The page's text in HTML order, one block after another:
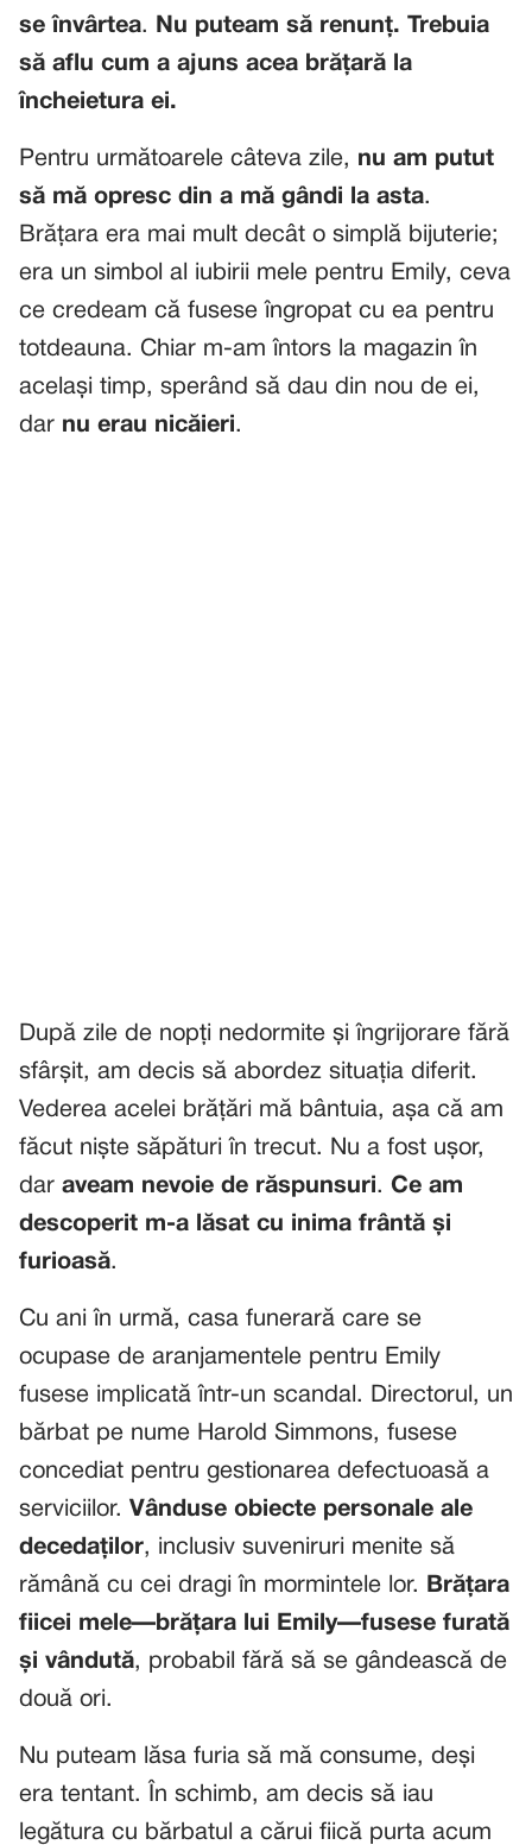
se învârtea.
Nu puteam să renunț. Trebuia
să aflu cum a ajuns acea brățară la
încheietura ei.
Pentru următoarele câteva zile, nu am putut
să mă opresc din a mă gândi la asta.
Brățara era mai mult decât o simplă bijuterie;
era un simbol al iubirii mele pentru Emily, ceva
ce credeam că fusese îngropat cu ea pentru
totdeauna. Chiar m-am întors la magazin în
același timp, sperând să dau din nou de ei,
dar nu erau nicăieri.
După zile de nopți nedormite și îngrijorare fără
sfârșit, am decis să abordez situația diferit.
Vederea acelei brățări mă bântuia, așa că am
făcut niște săpături în trecut. Nu a fost ușor,
dar aveam nevoie de răspunsuri. Ce am
descoperit m-a lăsat cu inima frântă și
furioasă.
Cu ani în urmă, casa funerară care se
ocupase de aranjamentele pentru Emily
fusese implicată într-un scandal. Directorul, un
bărbat pe nume Harold Simmons, fusese
concediat pentru gestionarea defectuoasă a
serviciilor. Vânduse obiecte personale ale
decedaților, inclusiv suveniruri menite să
rămână cu cei dragi în mormintele lor.
Brățara
fiicei mele—brățara lui Emily—fusese furată
și vândută, probabil fără să se gândească de
două ori.
Nu puteam lăsa furia să mă consume, deși
era tentant. În schimb, am decis să iau
legătura cu bărbatul a cărui fiică purta acum